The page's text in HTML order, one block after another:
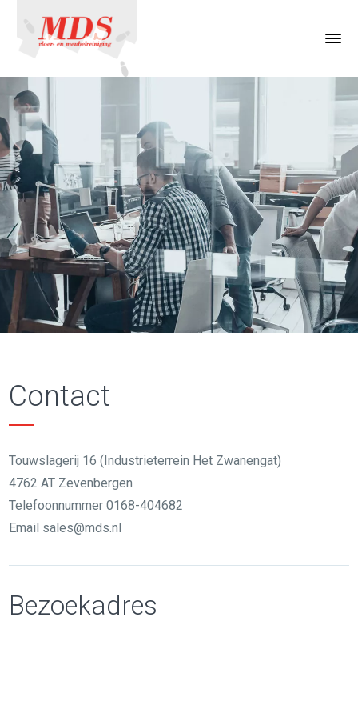
Contact
Touwslagerij 16 (Industrieterrein Het Zwanengat)
4762 AT Zevenbergen
Telefoonnummer 0168-404682
Email sales@mds.nl
Bezoekadres